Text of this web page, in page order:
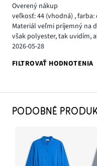
Overený nákup
veľkosť: 44 (vhodná) ,farba:
Materiál veľmi príjemný na
však polyester, tak uvidím,
2026-05-28
FILTROVAŤ HODNOTENIA
PODOBNÉ